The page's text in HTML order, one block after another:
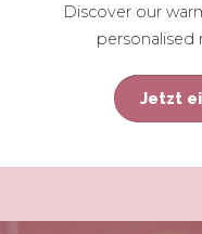
Discover our
personalised
Jetzt